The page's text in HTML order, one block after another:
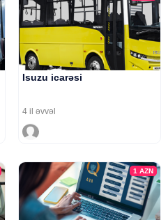
Isuzu icarəsi
4 il əvvəl
1 AZN